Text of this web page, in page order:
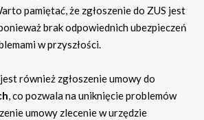
pamiętać, że zgłoszenie do ZUS jest
brak odpowiednich ubezpieczeń
w przyszłości.
również zgłoszenie umowy do
, co pozwala na uniknięcie problemów
umowy zlecenie w urzędzie